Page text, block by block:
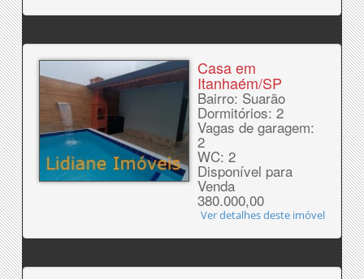
Casa em
Itanhaém/SP
Bairro: Suarão
Dormitórios: 2
Vagas de garagem:
2
WC: 2
Disponível para
Venda
380.000,00
Ver detalhes deste imóvel